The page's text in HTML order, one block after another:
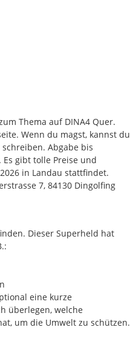
Thema auf DINA4 Quer.
Wenn du magst, kannst du
Abgabe bis
gibt tolle Preise und
in Landau stattfindet.
7, 84130 Dingolfing
Dieser Superheld hat
eine kurze
überlegen, welche
um die Umwelt zu schützen.